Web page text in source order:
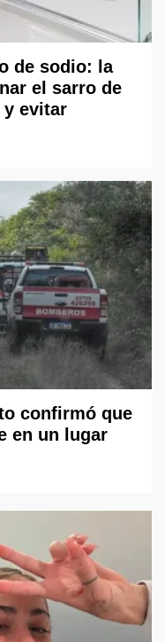
de sodio: la
el sarro de
y evitar
confirmó que
en un lugar